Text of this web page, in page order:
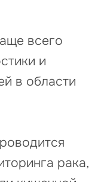
всего
и
в области
рака,